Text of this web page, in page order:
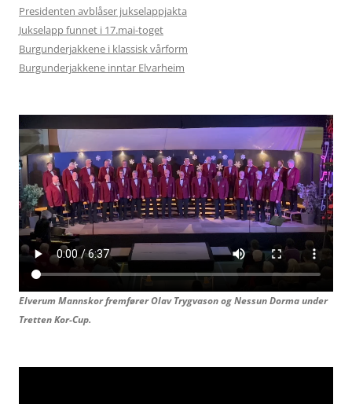
Presidenten avblåser jukselappjakta
Jukselapp funnet i 17.mai-toget
Burgunderjakkene i klassisk vårform
Burgunderjakkene inntar Elvarheim
Elverum Mannskor fremfører Olav Trygvason ogNessun Dorma under
Tretten Kor-Cup.